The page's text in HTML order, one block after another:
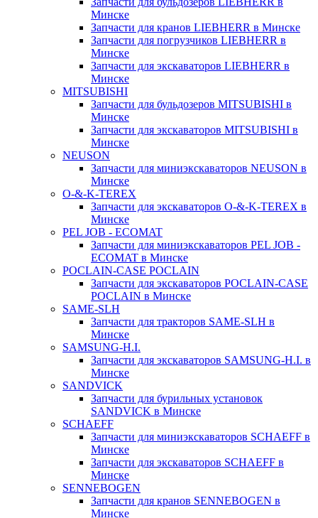
Минске
Запчасти для кранов LIEBHERR в Минске
Запчасти для погрузчиков LIEBHERR в
Минске
Запчасти для экскаваторов LIEBHERR в
Минске
MITSUBISHI
Запчасти для бульдозеров MITSUBISHI в
Минске
Запчасти для экскаваторов MITSUBISHI в
Минске
NEUSON
Запчасти для миниэкскаваторов NEUSON в
Минске
O-&-K-TEREX
Запчасти для экскаваторов O-&-K-TEREX в
Минске
PEL JOB - ECOMAT
Запчасти для миниэкскаваторов PEL JOB -
ECOMAT в Минске
POCLAIN-CASE POCLAIN
Запчасти для экскаваторов POCLAIN-CASE
POCLAIN в Минске
SAME-SLH
Запчасти для тракторов SAME-SLH в
Минске
SAMSUNG-H.I.
Запчасти для экскаваторов SAMSUNG-H.I. в
Минске
SANDVICK
Запчасти для бурильных установок
SANDVICK в Минске
SCHAEFF
Запчасти для миниэкскаваторов SCHAEFF в
Минске
Запчасти для экскаваторов SCHAEFF в
Минске
SENNEBOGEN
Запчасти для кранов SENNEBOGEN в
Минске